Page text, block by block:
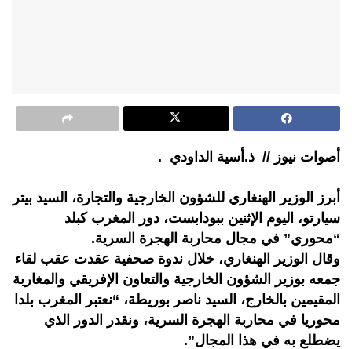
أصوات نيوز // ذ.أسية الداودي .
أبرز الوزير الهنغاري للشؤون الخارجية والتجارة، السيد بيتر
سيارتو، اليوم الإثنين ببودابست، دور المغرب كبلد
“محوري” في مجال محاربة الهجرة السرية.
وقال الوزير الهنغاري، خلال ندوة صحفية عقدت عقب لقاء
جمعه بوزير الشؤون الخارجية والتعاون الإفريقي والمغاربة
المقيمين بالخارج، السيد ناصر بوريطة، “نعتبر المغرب بلدا
محوريا في محاربة الهجرة السرية، ونقدر الدور الذي
يضطلع به في هذا المجال”.